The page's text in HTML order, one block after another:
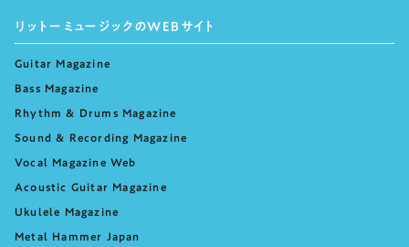
リットーミュージックのWEBサイト
Guitar Magazine
Bass Magazine
Rhythm & Drums Magazine
Sound & Recording Magazine
Vocal Magazine Web
Acoustic Guitar Magazine
Ukulele Magazine
Metal Hammer Japan